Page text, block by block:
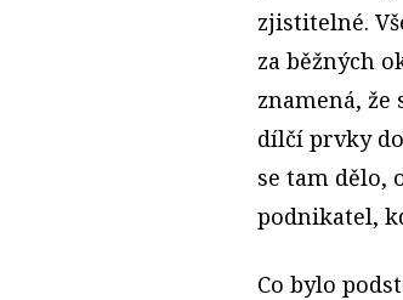
zjistitelné.
za běžných
znamená,
dílčí prvky
se tam dělo,
podnikatel,
Co bylo